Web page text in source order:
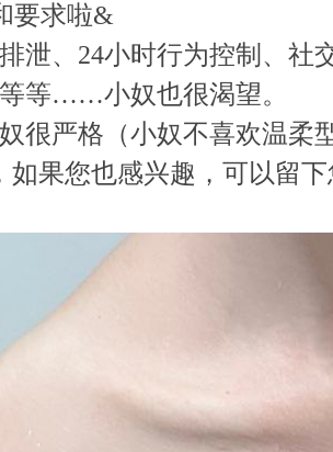
要求啦&
泄、24小时行为控制、
等……小奴也很渴望。
很严格（小奴不喜欢温柔
果您也感兴趣，可以留